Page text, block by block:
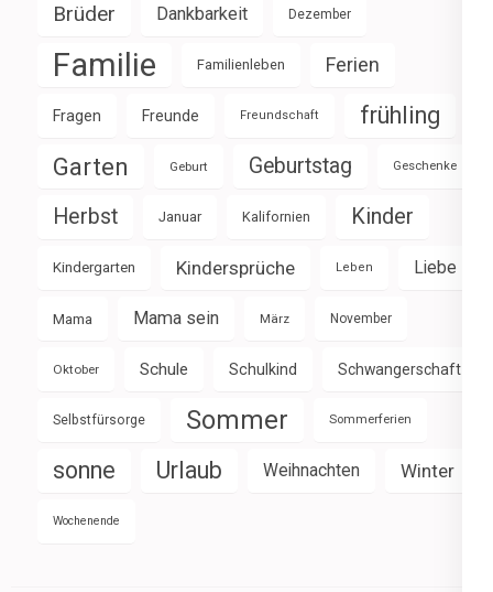
Brüder Dankbarkeit Dezember
Familie Familienleben Ferien
Fragen Freunde Freundschaft frühling
Garten Geburt Geburtstag Geschenke
Herbst Januar Kalifornien Kinder
Kindergarten Kindersprüche Leben Liebe
Mama Mama sein März November
Oktober Schule Schulkind Schwangerschaft
Selbstfürsorge Sommer Sommerferien
sonne Urlaub Weihnachten Winter
Wochenende